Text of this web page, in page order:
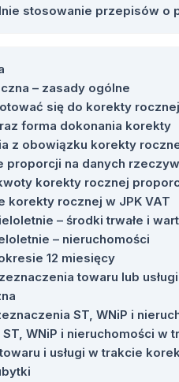
stosowanie przepisów o
– zasady ogólne
się do korekty
forma dokonania korekty
z obowiązku korekty
proporcji na danych
korekty rocznej
korekty rocznej w JPK VAT
– środki trwałe i
– nieruchomości
12 miesięcy
towaru lub
ST, WNiP i
WNiP i nieruchomości w
i usługi w trakcie